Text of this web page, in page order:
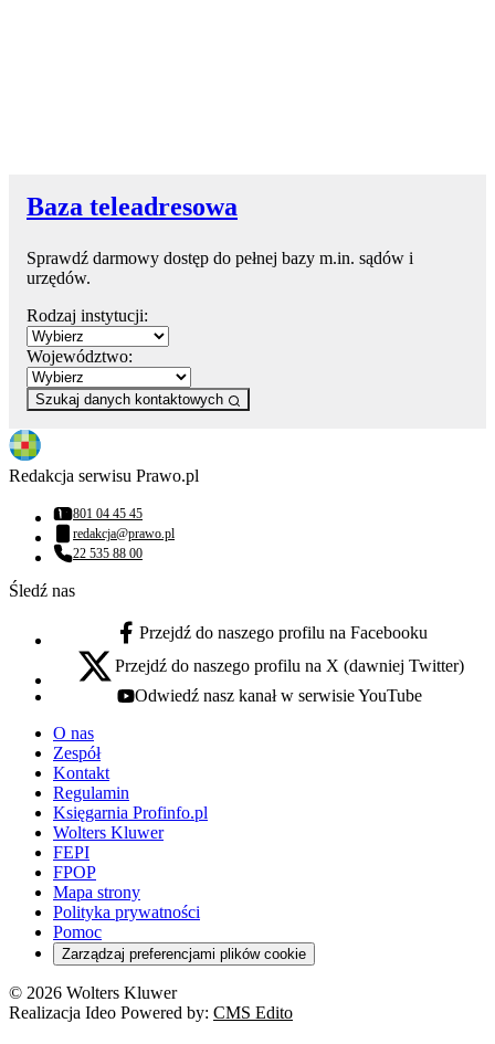
Baza teleadresowa
Sprawdź darmowy dostęp do pełnej bazy m.in. sądów i
urzędów.
Rodzaj instytucji:
Województwo:
Szukaj danych kontaktowych
Redakcja serwisu Prawo.pl
Numer telefonu:
801 04 45 45
Adres email:
redakcja@prawo.pl
Numer telefonu:
22 535 88 00
Śledź nas
facebook - otwiera się w nowej karcie
Przejdź do naszego profilu na Facebooku
x - otwiera się w nowej karcie
Przejdź do naszego profilu na X (dawniej Twitter)
youtube - otwiera się w nowej karcie
Odwiedź nasz kanał w serwisie YouTube
O nas
Zespół
Kontakt
Regulamin
Księgarnia Profinfo.pl
Wolters Kluwer
FEPI
FPOP
Mapa strony
Polityka prywatności
Pomoc
Zarządzaj preferencjami plików cookie
© 2026 Wolters Kluwer
Realizacja Ideo Powered by: CMS Edito